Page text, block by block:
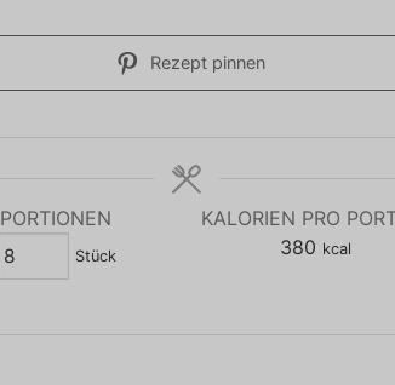
Rezept pinnen
PORTIONEN
Stück
KALORIEN PRO
380 kcal